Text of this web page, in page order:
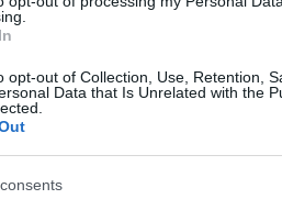
opt-out of Collection, Use, Retention,
Data that Is Unrelated with the
Παπαζιώγας
Διεύθυνσης Κλινική